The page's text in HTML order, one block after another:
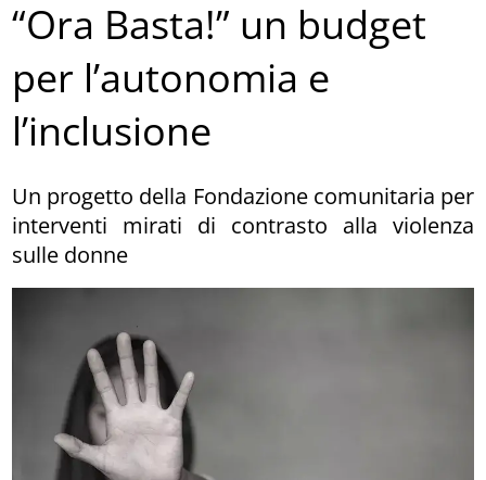
“Ora Basta!” un budget
per l’autonomia e
l’inclusione
Un progetto della Fondazione comunitaria per
interventi mirati di contrasto alla violenza
sulle donne